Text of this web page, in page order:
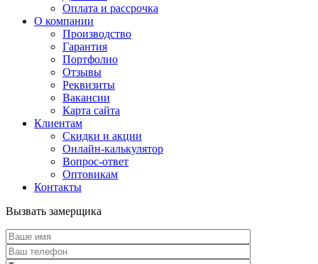
Оплата и рассрочка
О компании
Производство
Гарантия
Портфолио
Отзывы
Реквизиты
Вакансии
Карта сайта
Клиентам
Скидки и акции
Онлайн-калькулятор
Вопрос-ответ
Оптовикам
Контакты
Вызвать замерщика